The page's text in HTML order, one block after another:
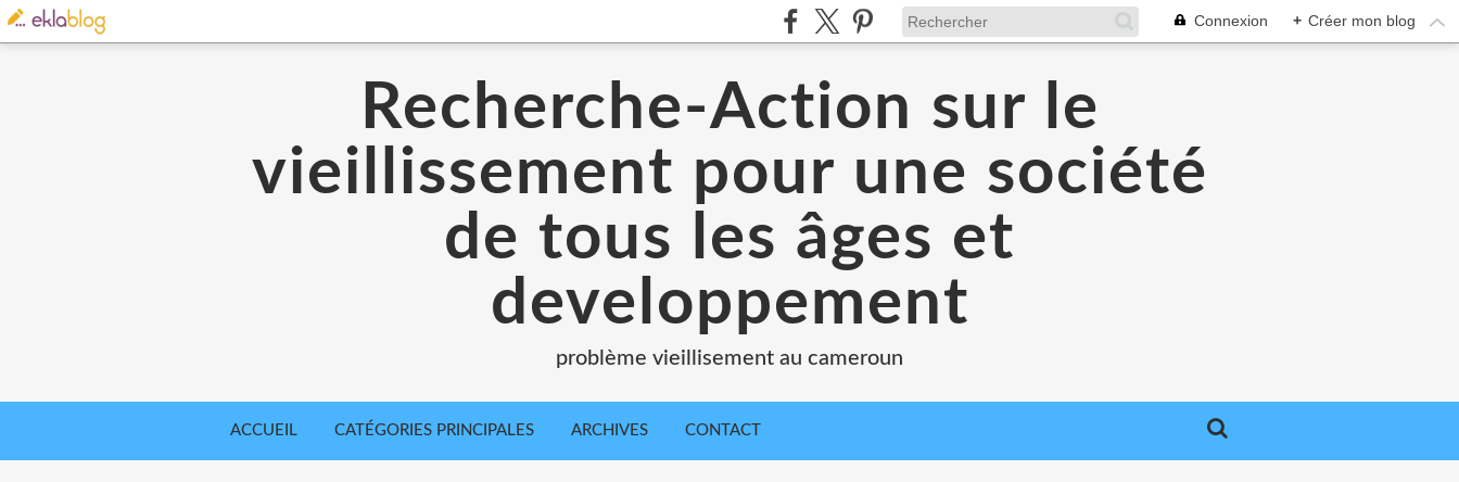
Connexion + Créer mon blog
Recherche-Action sur le
vieillissement pour une société
de tous les âges et
developpement
problème vieillisement au cameroun
ACCUEIL CATÉGORIES PRINCIPALES ARCHIVES CONTACT